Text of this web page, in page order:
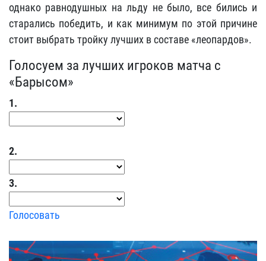
однако равнодушных на льду не было, все бились и
старались победить, и как минимум по этой причине
стоит выбрать тройку лучших в составе «леопардов».
Голосуем за лучших игроков матча с
«Барысом»
1.
2.
3.
Голосовать